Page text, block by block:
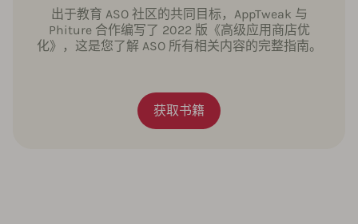
出于教育 ASO 社区的共同目标，AppTweak 与
Phiture 合作编写了 2022 版《高级应用商店优
化》，这是您了解 ASO 所有相关内容的完整指南。
获取书籍